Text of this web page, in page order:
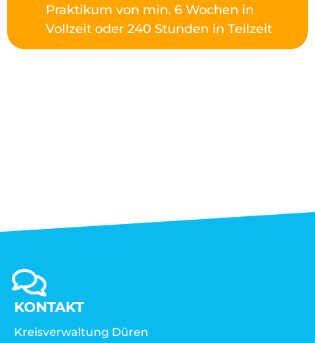
Praktikum von min. 6 Wochen in
Vollzeit oder 240 Stunden in Teilzeit
KONTAKT
Kreisverwaltung Düren